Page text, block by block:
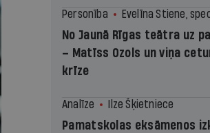
Personība Evelīna Stiene,
No Jaunā Rīgas teātra uz
– Matīss Ozols un viņa
krīze
Analīze Ilze Šķietniece
Pamatskolas eksāmenos